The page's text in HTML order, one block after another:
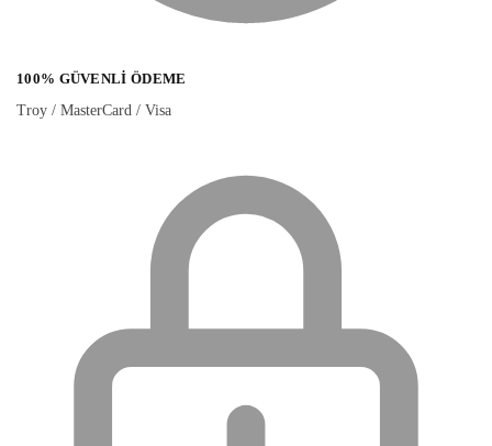
100% GÜVENLI ÖDEME
Troy / MasterCard / Visa